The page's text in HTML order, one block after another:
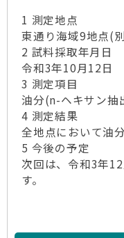
1 測定地点
東通り海域9地点(
2 試料採取年月日
令和3年10月12日
3 測定項目
油分(n-ヘキサン抽
4 測定結果
全地点において油
5 今後の予定
次回は、令和3年
す。